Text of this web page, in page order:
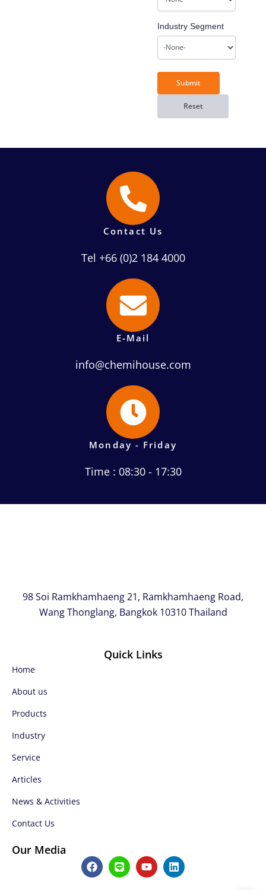
Industry Segment
Contact Us
Tel +66 (0)2 184 4000
E-Mail
info@chemihouse.com
Monday - Friday
Time : 08:30 - 17:30
98 Soi Ramkhamhaeng 21, Ramkhamhaeng Road,
Wang Thonglang, Bangkok 10310 Thailand
Quick Links
Home
About us
Products
Industry
Service
Articles
News & Activities
Contact Us
Our Media
F
a
c
L
i
n
Y
o
u
L
i
n